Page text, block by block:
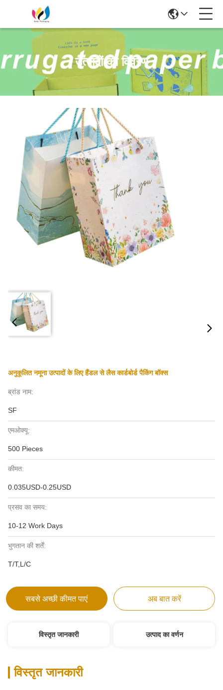
उत्पादों का विवरण
अनुकूलित नमूना उत्पादों के लिए हैंडल से लैस कार्डबोर्ड पैकिंग बॉक्स
ब्रांड नाम:
SF
एमओक्यू:
500 Pieces
कीमत:
0.035USD-0.25USD
प्रसव का समय:
10-12 Work Days
भुगतान की शर्तें:
T/T,L/C
सबसे अच्छी कीमत पाएं अब बात करें
विस्तृत जानकारी उत्पाद का वर्णन
विस्तृत जानकारी